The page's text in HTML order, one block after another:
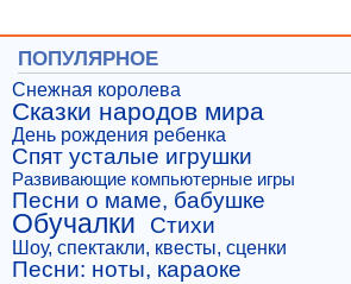
ПОПУЛЯРНОЕ
Снежная королева
Сказки народов мира
День рождения ребенка
Спят усталые игрушки
Развивающие компьютерные игры
Песни о маме, бабушке
Обучалки Стихи
Шоу, спектакли, квесты, сценки
Песни: ноты, караоке